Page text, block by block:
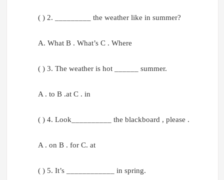
( ) 2. _________ the weather like in summer?
A. What B . What’s C . Where
( ) 3. The weather is hot ______ summer.
A . to B .at C . in
( ) 4. Look__________ the blackboard , please .
A . on B . for C. at
( ) 5. It’s ____________ in spring.